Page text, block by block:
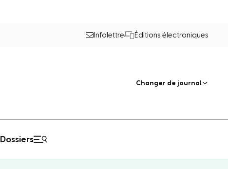
Infolettre Éditions électroniques
Changer de journal
Dossiers